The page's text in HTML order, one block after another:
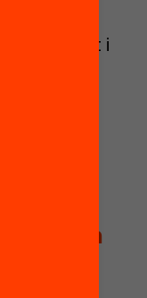
uns
i
accés a
famílies
un